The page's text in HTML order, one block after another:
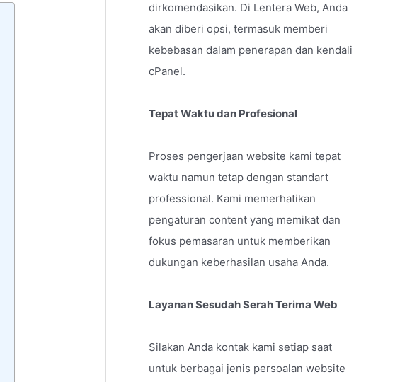
dirkomendasikan. Di Lentera Web, Anda
akan diberi opsi, termasuk memberi
kebebasan dalam penerapan dan kendali
cPanel.
Tepat Waktu dan Profesional
Proses pengerjaan website kami tepat
waktu namun tetap dengan standart
professional. Kami memerhatikan
pengaturan content yang memikat dan
fokus pemasaran untuk memberikan
dukungan keberhasilan usaha Anda.
Layanan Sesudah Serah Terima Web
Silakan Anda kontak kami setiap saat
untuk berbagai jenis persoalan website